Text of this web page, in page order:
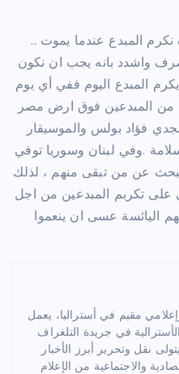
المبدع عندما يموت ..
واشدد بانه يجب ان نكون
يكرم المبدع اليوم ففي أي يوم
من المبدعين فوق ارض مصر
فؤاد بولس والموسيقار
.وفي لبنان وسوريا توفي
عن من تبقى منهم ، لذلك
على تكربم المبدعين من اجل
اليائسة عسى ان ينعموا
مقيم في أستراليا، يعمل
في جريدة التلغراف
نقل وتحرير أبرز الأخبار
والاجتماعية من الإعلام